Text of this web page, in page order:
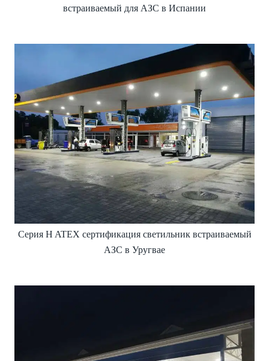
встраиваемый для АЗС в Испании
Серия H ATEX сертификация светильник встраиваемый
АЗС в Уругвае